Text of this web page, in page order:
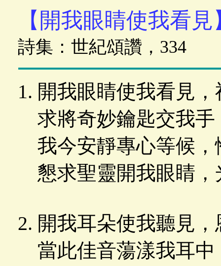
【開我眼睛使我看見
詩集：世紀頌讚，334
開我眼睛使我看見
求將奇妙鑰匙交我
我今安靜專心等候
懇求聖靈開我眼睛
開我耳朵使我聽見
當此佳音蕩漾我耳